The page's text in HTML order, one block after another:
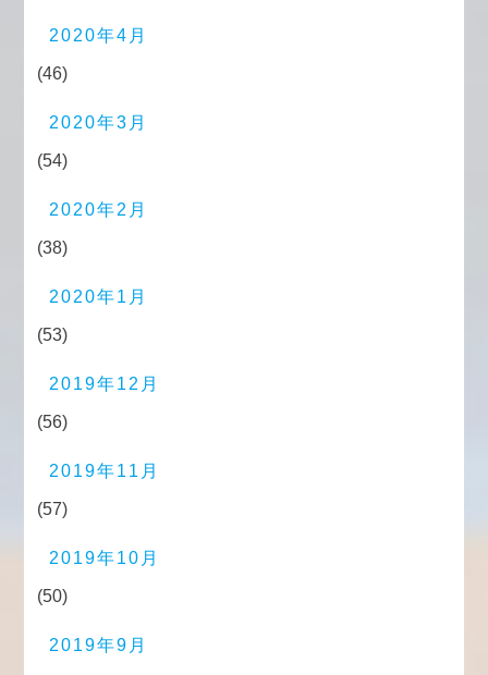
2020年4月
(46)
2020年3月
(54)
2020年2月
(38)
2020年1月
(53)
2019年12月
(56)
2019年11月
(57)
2019年10月
(50)
2019年9月